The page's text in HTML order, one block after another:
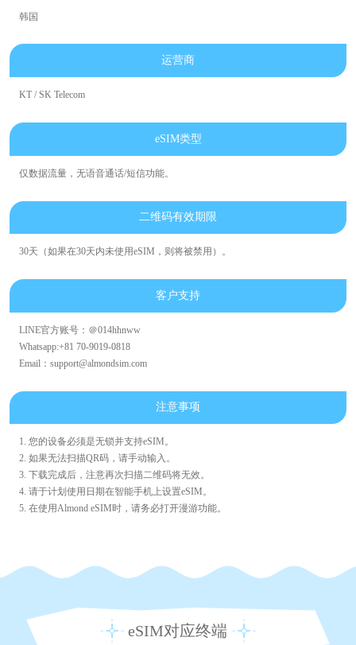
韩国
运营商
KT / SK Telecom
eSIM类型
仅数据流量，无语音通话/短信功能。
二维码有效期限
30天（如果在30天内未使用eSIM，则将被禁用）。
客户支持
LINE官方账号：＠014hhnww
Whatsapp:+81 70-9019-0818
Email：support@almondsim.com
注意事项
1. 您的设备必须是无锁并支持eSIM。
2. 如果无法扫描QR码，请手动输入。
3. 下载完成后，注意再次扫描二维码将无效。
4. 请于计划使用日期在智能手机上设置eSIM。
5. 在使用Almond eSIM时，请务必打开漫游功能。
eSIM对应终端